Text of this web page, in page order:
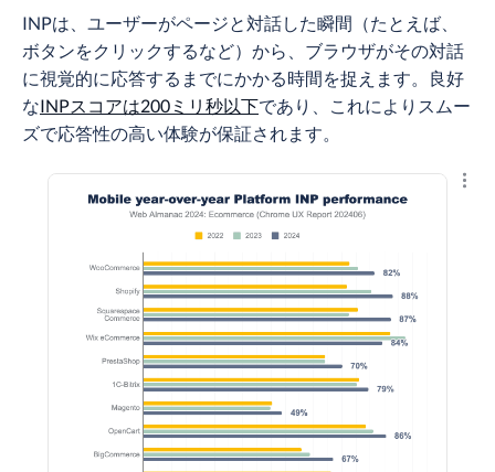
INPは、ユーザーがページと対話した瞬間（たとえば、
ボタンをクリックするなど）から、ブラウザがその対話
に視覚的に応答するまでにかかる時間を捉えます。良好
なINPスコアは200ミリ秒以下であり、これによりスムー
ズで応答性の高い体験が保証されます。
結